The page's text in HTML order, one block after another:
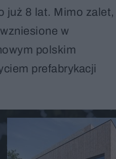
już 8 lat. Mimo zalet,
w
polskim
prefabrykacji